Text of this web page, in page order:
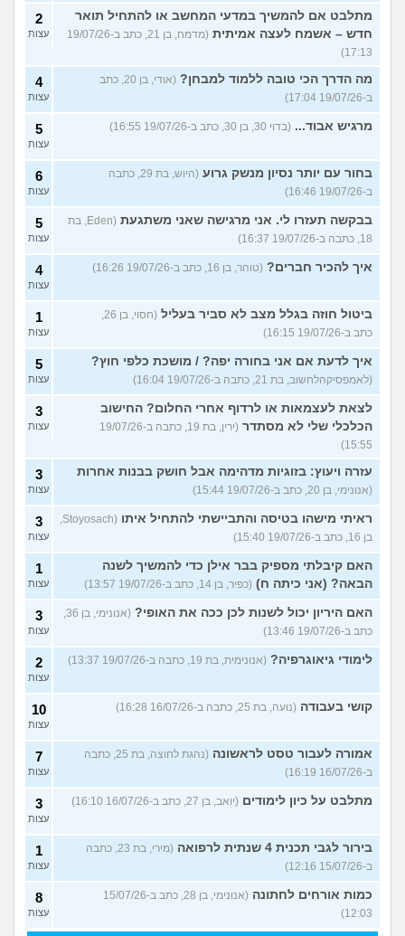
מתלבט אם להמשיך במדעי המחשב או להתחיל תואר
חדש – אשמח לעצה אמיתית
(מדמח, בן 21, כתב ב-19/07/26
17:13)
2
עצות
מה הדרך הכי טובה ללמוד למבחן?
(אודי, בן 20, כתב
ב-19/07/26 17:04)
4
עצות
מרגיש אבוד... (בדוי 30, בן 30, כתב ב-19/07/26 16:55) 5
עצות
בחור עם יותר נסיון מנשק גרוע
(היוש, בת 29, כתבה
ב-19/07/26 16:46)
6
עצות
בבקשה תעזרו לי. אני מרגישה שאני משתגעת
(Eden, בת
18, כתבה ב-19/07/26 16:37)
5
עצות
איך להכיר חברים? (טוהר, בן 16, כתב ב-19/07/26 16:26) 4
עצות
ביטול חוזה בגלל מצב לא סביר בעליל
(חסוי, בן 26,
כתב ב-19/07/26 16:15)
1
עצות
איך לדעת אם אני בחורה יפה? / מושכת כלפי חוץ?
(לאמפסיקהלחשוב, בת 21, כתבה ב-19/07/26 16:04)
5
עצות
לצאת לעצמאות או לרדוף אחרי החלום? החישוב
הכלכלי שלי לא מסתדר
(ירין, בת 19, כתבה ב-19/07/26
15:55)
3
עצות
עזרה ויעוץ: בזוגיות מדהימה אבל חושק בבנות אחרות
(אנונימי, בן 20, כתב ב-19/07/26 15:44)
3
עצות
ראיתי מישהו בטיסה והתביישתי להתחיל איתו
(Stoyosach,
בן 16, כתב ב-19/07/26 15:40)
3
עצות
האם קיבלתי מספיק בבר אילן כדי להמשיך לשנה
הבאה? (אני כיתה ח) (כפיר, בן 14, כתב ב-19/07/26 13:57)
1
עצות
האם היריון יכול לשנות לכן ככה את האופי?
(אנונימי, בן 36,
כתב ב-19/07/26 13:46)
3
עצות
לימודי גיאוגרפיה? (אנונימית, בת 19, כתבה ב-19/07/26 13:37) 2
עצות
קושי בעבודה (נועה, בת 25, כתבה ב-16/07/26 16:28) 10
עצות
אמורה לעבור טסט לראשונה
(נהגת לחוצה, בת 25, כתבה
ב-16/07/26 16:19)
7
עצות
מתלבט על כיון לימודים (יואב, בן 27, כתב ב-16/07/26 16:10) 3
עצות
בירור לגבי תכנית 4 שנתית לרפואה
(מירי, בת 23, כתבה
ב-15/07/26 12:16)
1
עצות
כמות אורחים לחתונה
(אנונימי, בן 28, כתב ב-15/07/26
12:03)
8
עצות